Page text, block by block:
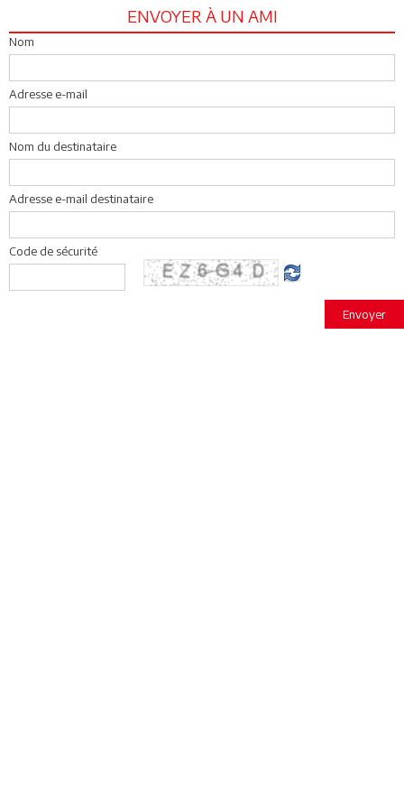
ENVOYER À UN AMI
Nom
Adresse e-mail
Nom du destinataire
Adresse e-mail destinataire
Code de sécurité
Envoyer